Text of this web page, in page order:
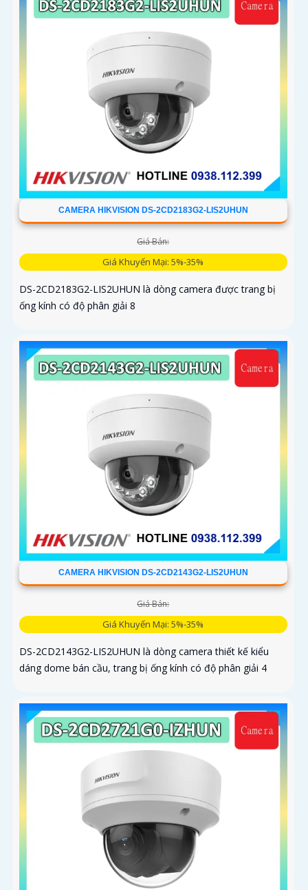
CAMERA HIKVISION DS-2CD2183G2-LIS2UHUN
Giá Bán:
Giá Khuyến Mại: 5%-35%
DS-2CD2183G2-LIS2UHUN là dòng camera được trang bị
ống kính có độ phân giải 8
CAMERA HIKVISION DS-2CD2143G2-LIS2UHUN
Giá Bán:
Giá Khuyến Mại: 5%-35%
DS-2CD2143G2-LIS2UHUN là dòng camera thiết kế kiểu
dáng dome bán cầu, trang bị ống kính có độ phân giải 4